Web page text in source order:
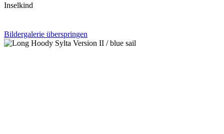
Inselkind
Bildergalerie überspringen